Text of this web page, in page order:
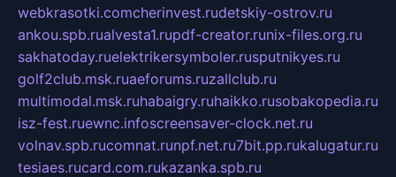
webkrasotki.comcherinvest.rudetskiy-ostrov.ru
ankou.spb.rualvesta1.rupdf-creator.runix-files.org.ru
sakhatoday.ruelektrikersymboler.rusputnikyes.ru
golf2club.msk.ruaeforums.ruzallclub.ru
multimodal.msk.ruhabaigry.ruhaikko.rusobakopedia.ru
isz-fest.ruewnc.infoscreensaver-clock.net.ru
volnav.spb.rucomnat.runpf.net.ru7bit.pp.rukalugatur.ru
tesiaes.rucard.com.rukazanka.spb.ru